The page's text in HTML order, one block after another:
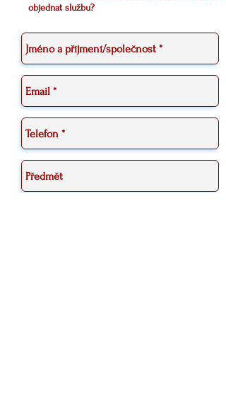
objednat službu?